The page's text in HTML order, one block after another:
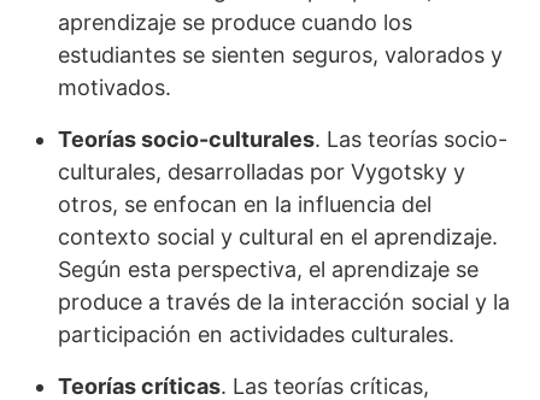
aprendizaje se produce cuando los
estudiantes se sienten seguros, valorados y
motivados.
Teorías socio-culturales. Las teorías socio-
culturales, desarrolladas por Vygotsky y
otros, se enfocan en la influencia del
contexto social y cultural en el aprendizaje.
Según esta perspectiva, el aprendizaje se
produce a través de la interacción social y la
participación en actividades culturales.
Teorías críticas. Las teorías críticas,